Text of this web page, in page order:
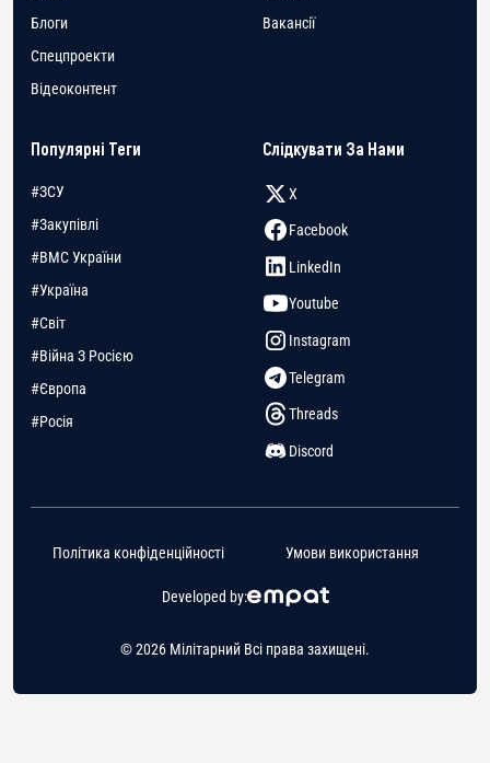
Блоги
Спецпроекти
Відеоконтент
Вакансії
Популярні Теги
#ЗСУ
#Закупівлі
#ВМС України
#Україна
#Світ
#Війна З Росією
#Європа
#Росія
Слідкувати За Нами
X
Facebook
LinkedIn
Youtube
Instagram
Telegram
Threads
Discord
© 2026 Мілітарний Всі права захищені.
Developed by:
Політика конфіденційності Умови використання